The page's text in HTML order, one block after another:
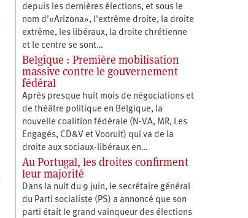
depuis les dernières élections, et sous le
nom d'«Arizona», l'extrême droite, la droite
extrême, les libéraux, la droite chrétienne
et le centre se sont…
Belgique : Première mobilisation
massive contre le gouvernement
fédéral
Après presque huit mois de négociations et
de théâtre politique en Belgique, la
nouvelle coalition fédérale (N-VA, MR, Les
Engagés, CD&V et Vooruit) qui va de la
droite aux sociaux-libéraux en…
Au Portugal, les droites confirment
leur majorité
Dans la nuit du 9 juin, le secrétaire général
du Parti socialiste (PS) a annoncé que son
parti était le grand vainqueur des élections